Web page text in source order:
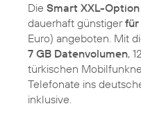
Die Smart XXL-Option
dauerhaft günstigerfür
Euro) angeboten. Mit
7 GB Datenvolumen,
türkischen
Telefonate ins
inklusive.